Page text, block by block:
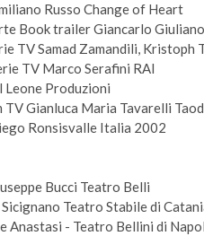
Russo Change of Heart
Book trailer Giancarlo
TV Samad Zamandili, Kristoph
TV Marco Serafini RAI
Leone Produzioni
Gianluca Maria Tavarelli
Ronsisvalle Italia 2002
Bucci Teatro Belli
Teatro Stabile di
Anastasi - Teatro Bellini di